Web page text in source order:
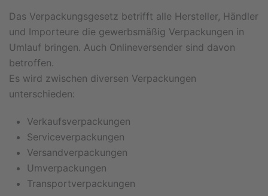
Das Verpackungsgesetz betrifft alle Hersteller, Händler
und Importeure die gewerbsmäßig Verpackungen in
Umlauf bringen. Auch Onlineversender sind davon
betroffen.
Es wird zwischen diversen Verpackungen
unterschieden:
Verkaufsverpackungen
Serviceverpackungen
Versandverpackungen
Umverpackungen
Transportverpackungen